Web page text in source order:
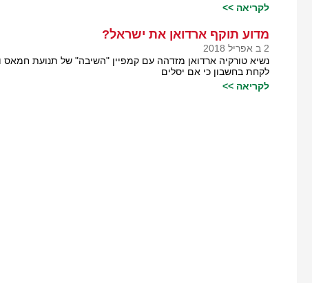
לקריאה >>
מדוע תוקף ארדואן את ישראל?
2 ב אפריל 2018
נשיא טורקיה ארדואן מזדהה עם קמפיין "השיבה" של תנועת
לקחת בחשבון כי אם יסלים
לקריאה >>